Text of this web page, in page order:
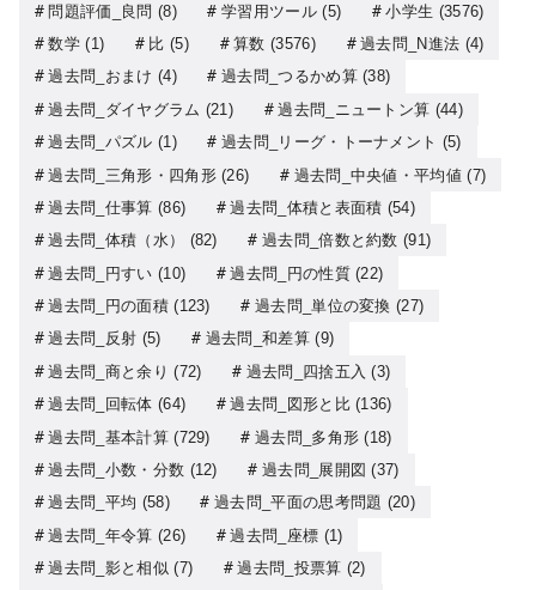
問題評価_良問 (8) 学習用ツール(5) 小学生 (3576)
数学(1) 比 (5) 算数 (3576) 過去問_N進法 (4)
過去問_おまけ (4) 過去問_つるかめ算(38)
過去問_ダイヤグラム (21) 過去問_ニュートン算 (44)
過去問_パズル (1) 過去問_リーグ・トーナメント (5)
過去問_三角形・四角形(26) 過去問_中央値・平均値 (7)
過去問_仕事算 (86) 過去問_体積と表面積 (54)
過去問_体積（水）
(82) 過去問_倍数と約数 (91)
過去問_円すい (10) 過去問_円の性質(22)
過去問_円の面積(123) 過去問_単位の変換 (27)
過去問_反射 (5) 過去問_和差算(9)
過去問_商と余り (72) 過去問_四捨五入 (3)
過去問_回転体 (64) 過去問_図形と比(136)
過去問_基本計算(729) 過去問_多角形 (18)
過去問_小数・分数 (12) 過去問_展開図 (37)
過去問_平均 (58) 過去問_平面の思考問題 (20)
過去問_年令算 (26) 過去問_座標 (1)
過去問_影と相似(7) 過去問_投票算 (2)